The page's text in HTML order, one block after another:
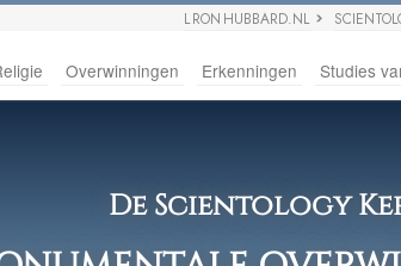
L RON HUBBARD.NL
Overwinningen Erkenningen Studies
De Scientology